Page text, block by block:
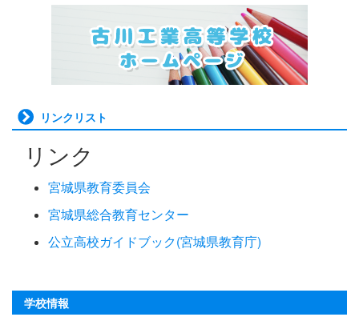
リンクリスト
リンク
宮城県教育委員会
宮城県総合教育センター
公立高校ガイドブック(宮城県教育庁)
学校情報